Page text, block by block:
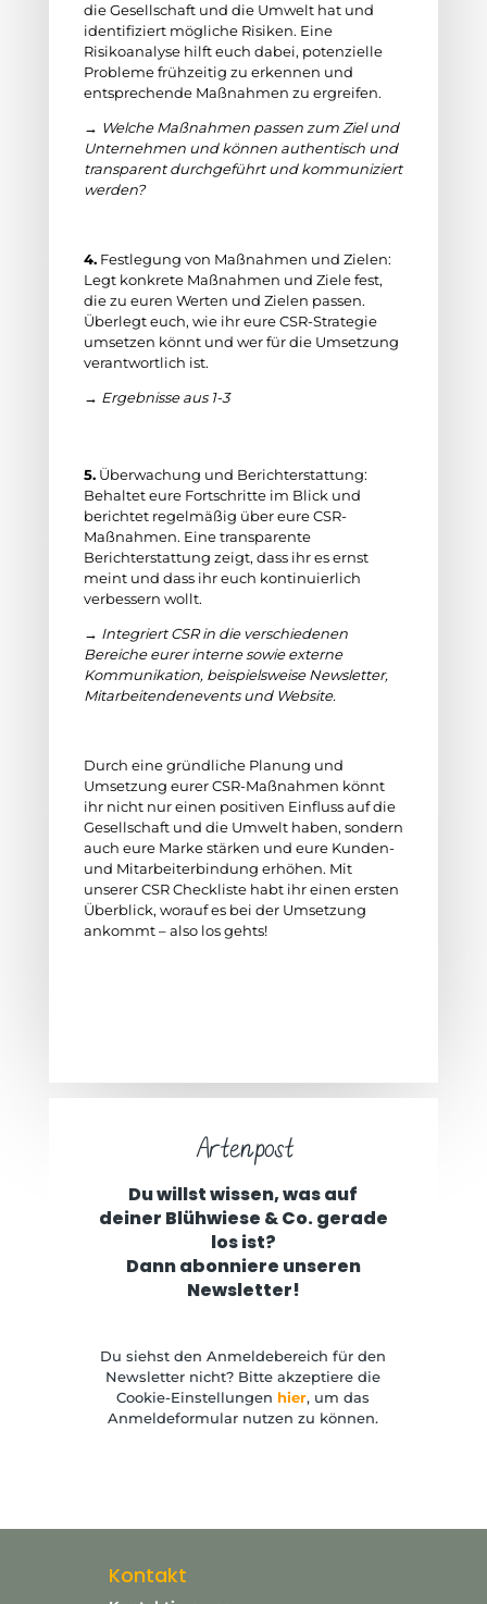
die Gesellschaft und die Umwelt hat und
identifiziert mögliche Risiken. Eine
Risikoanalyse hilft euch dabei, potenzielle
Probleme frühzeitig zu erkennen und
entsprechende Maßnahmen zu ergreifen.
→ Welche Maßnahmen passen zum Ziel und
Unternehmen und können authentisch und
transparent durchgeführt und kommuniziert
werden?
4.Festlegung von Maßnahmen und Zielen:
Legt konkrete Maßnahmen und Ziele fest,
die zu euren Werten und Zielen passen.
Überlegt euch, wie ihr eure CSR-Strategie
umsetzen könnt und wer für die Umsetzung
verantwortlich ist.
→ Ergebnisse aus 1-3
5.Überwachung und Berichterstattung:
Behaltet eure Fortschritte im Blick und
berichtet regelmäßig über eure CSR-
Maßnahmen. Eine transparente
Berichterstattung zeigt, dass ihr es ernst
meint und dass ihr euch kontinuierlich
verbessern wollt.
→ Integriert CSR in die verschiedenen
Bereiche eurer interne sowie externe
Kommunikation, beispielsweise Newsletter,
Mitarbeitendenevents und Website.
Durch eine gründliche Planung und
Umsetzung eurer CSR-Maßnahmen könnt
ihr nicht nur einen positiven Einfluss auf die
Gesellschaft und die Umwelt haben, sondern
auch eure Marke stärken und eure Kunden-
und Mitarbeiterbindung erhöhen. Mit
unserer CSR Checkliste habt ihr einen ersten
Überblick, worauf es bei der Umsetzung
ankommt – also los gehts!
Artenpost
Du willst wissen, was auf
deiner Blühwiese & Co. gerade
los ist?
Dann abonniere unseren
Newsletter!
Du siehst den Anmeldebereich für den
Newsletter nicht? Bitte akzeptiere die
Cookie-Einstellungen hier, um das
Anmeldeformular nutzen zu können.
Kontakt